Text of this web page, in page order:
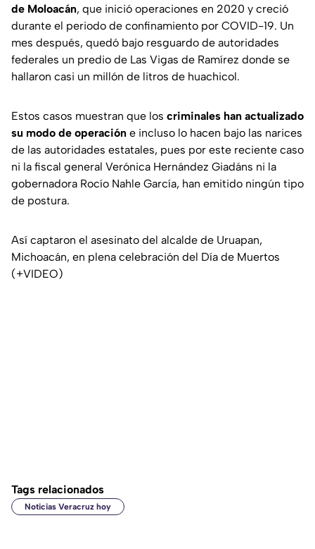
de Moloacán, que inició operaciones en 2020 y creció
durante el periodo de confinamiento por COVID-19. Un
mes después, quedó bajo resguardo de autoridades
federales un predio de Las Vigas de Ramírez donde se
hallaron casi un millón de litros de huachicol.
Estos casos muestran que los criminales han actualizado
su modo de operación e incluso lo hacen bajo las narices
de las autoridades estatales, pues por este reciente caso
ni la fiscal general Verónica Hernández Giadáns ni la
gobernadora Rocío Nahle García, han emitido ningún tipo
de postura.
Así captaron el asesinato del alcalde de Uruapan,
Michoacán, en plena celebración del Día de Muertos
(+VIDEO)
Tags relacionados
Noticias Veracruz hoy